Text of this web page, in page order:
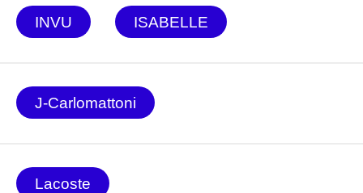
INVU ISABELLE
J-Carlomattoni
Lacoste